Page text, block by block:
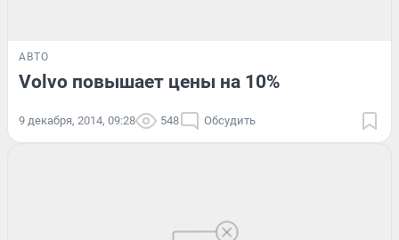
АВТО
Volvo повышает цены на 10%
9 декабря, 2014, 09:28 548 Обсудить